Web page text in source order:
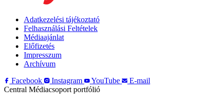
Adatkezelési tájékoztató
Felhasználási Feltételek
Médiaajánlat
Előfizetés
Impresszum
Archívum
Facebook
Instagram YouTube
E-mail
Central Médiacsoport portfólió